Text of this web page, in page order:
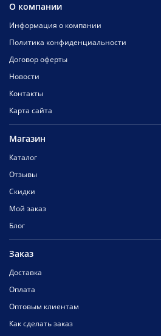
О компании
Информация о компании
Политика конфиденциальности
Договор оферты
Новости
Контакты
Карта сайта
Магазин
Каталог
Отзывы
Скидки
Мой заказ
Блог
Заказ
Доставка
Оплата
Оптовым клиентам
Как сделать заказ